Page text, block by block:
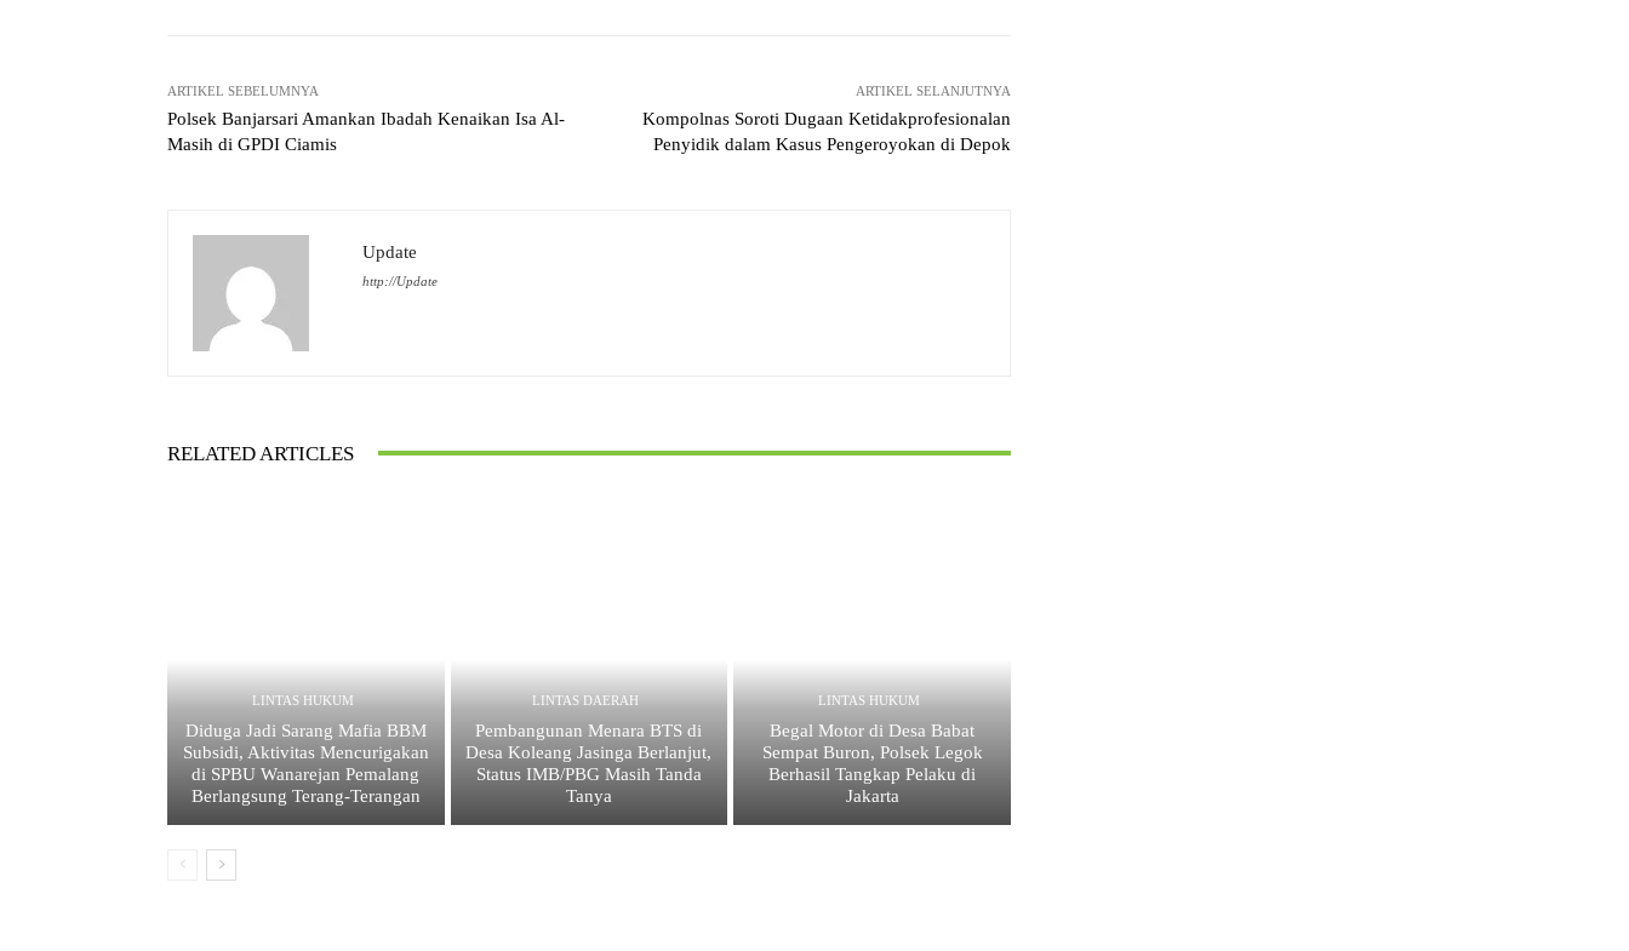
ARTIKEL SEBELUMNYA
Polsek Banjarsari Amankan Ibadah Kenaikan Isa Al-
Masih di GPDI Ciamis
ARTIKEL SELANJUTNYA
Kompolnas Soroti Dugaan Ketidakprofesionalan
Penyidik dalam Kasus Pengeroyokan di Depok
Update
http://Update
RELATED ARTICLES
LINTAS HUKUM
Diduga Jadi Sarang Mafia BBM
Subsidi, Aktivitas Mencurigakan
di SPBU Wanarejan Pemalang
Berlangsung Terang-Terangan
LINTAS DAERAH
Pembangunan Menara BTS di
Desa Koleang Jasinga Berlanjut,
Status IMB/PBG Masih Tanda
Tanya
LINTAS HUKUM
Begal Motor di Desa Babat
Sempat Buron, Polsek Legok
Berhasil Tangkap Pelaku di
Jakarta